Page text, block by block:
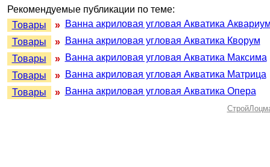
Рекомендуемые публикации по теме:
Товары
»
Ванна акриловая угловая Акватика
Товары
»
Ванна акриловая угловая Акватика Кворум
Товары
»
Ванна акриловая угловая Акватика Максима
Товары
»
Ванна акриловая угловая Акватика Матрица
Товары
» Ванна акриловая угловая Акватика Опера